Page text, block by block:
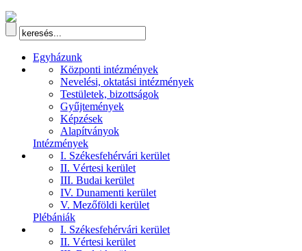
Egyházunk
Központi intézmények
Nevelési, oktatási intézmények
Testületek, bizottságok
Gyűjtemények
Képzések
Alapítványok
Intézmények
I. Székesfehérvári kerület
II. Vértesi kerület
III. Budai kerület
IV. Dunamenti kerület
V. Mezőföldi kerület
Plébániák
I. Székesfehérvári kerület
II. Vértesi kerület